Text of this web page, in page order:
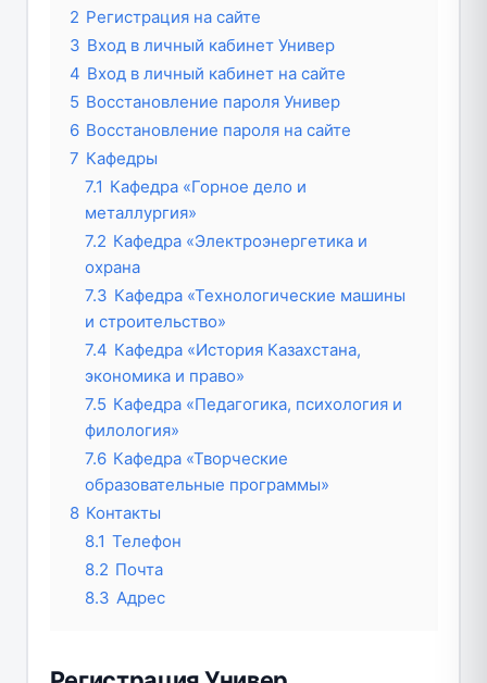
2 Регистрация на сайте
3 Вход в личный кабинет Универ
4 Вход в личный кабинет на сайте
5 Восстановление пароля Универ
6 Восстановление пароля на сайте
7 Кафедры
7.1 Кафедра «Горное дело и
металлургия»
7.2 Кафедра «Электроэнергетика и
охрана
7.3 Кафедра «Технологические машины
и строительство»
7.4 Кафедра «История Казахстана,
экономика и право»
7.5 Кафедра «Педагогика, психология и
филология»
7.6 Кафедра «Творческие
образовательные программы»
8 Контакты
8.1 Телефон
8.2 Почта
8.3 Адрес